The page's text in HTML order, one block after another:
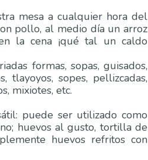
mesa a cualquier hora del
pollo, al medio día un arroz
la cena ¡qué tal un caldo
formas, sopas, guisados,
tlayoyos, sopes, pellizcadas,
mixiotes, etc.
puede ser utilizado como
huevos al gusto, tortilla de
huevos refritos con